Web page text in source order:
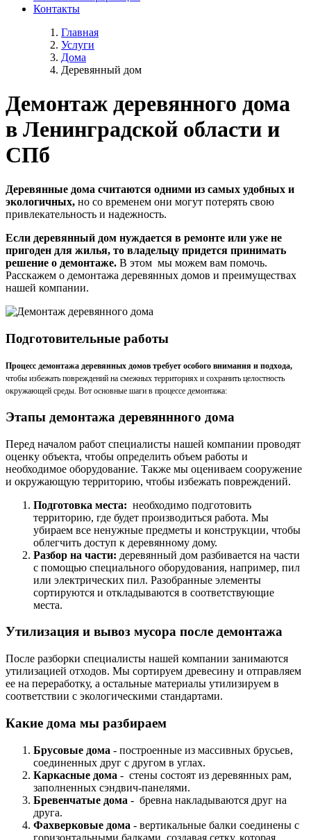
Контакты
Главная
Услуги
Дома
Деревянный дом
Демонтаж деревянного дома
в Ленинградской области и
СПб
Деревянные дома считаются одними из самых удобных и
экологичных, но со временем они могут потерять свою
привлекательность и надежность.
Если деревянный дом нуждается в ремонте или уже не
пригоден для жилья, то владельцу придется принимать
решение о демонтаже. В этом мы можем вам помочь.
Расскажем о демонтажа деревянных домов и преимуществах
нашей компании.
Подготовительные работы
Процесс демонтажа деревянных домов требует особого внимания и подхода,
чтобы избежать повреждений на смежных территориях и сохранить целостность
окружающей среды. Вот основные шаги в процессе демонтажа:
Этапы демонтажа деревяннного дома
Перед началом работ специалисты нашей компании проводят
оценку объекта, чтобы определить объем работы и
необходимое оборудование. Также мы оцениваем сооружение
и окружающую территорию, чтобы избежать повреждений.
Подготовка места: необходимо подготовить
территорию, где будет производиться работа. Мы
убираем все ненужные предметы и конструкции, чтобы
облегчить доступ к деревянному дому.
Разбор на части: деревянный дом разбивается на части
с помощью специального оборудования, например, пил
или электрических пил. Разобранные элементы
сортируются и откладываются в соответствующие
места.
Утилизация и вывоз мусора после демонтажа
После разборки специалисты нашей компании занимаются
утилизацией отходов. Мы сортируем древесину и отправляем
ее на переработку, а остальные материалы утилизируем в
соответствии с экологическими стандартами.
Какие дома мы разбираем
Брусовые дома - построенные из массивных брусьев,
соединенных друг с другом в углах.
Каркасные дома - стены состоят из деревянных рам,
заполненных сэндвич-панелями.
Бревенчатые дома - бревна накладываются друг на
друга.
Фахверковые дома - вертикальные балки соединены с
горизонтальными балками, создавая сетку, которая